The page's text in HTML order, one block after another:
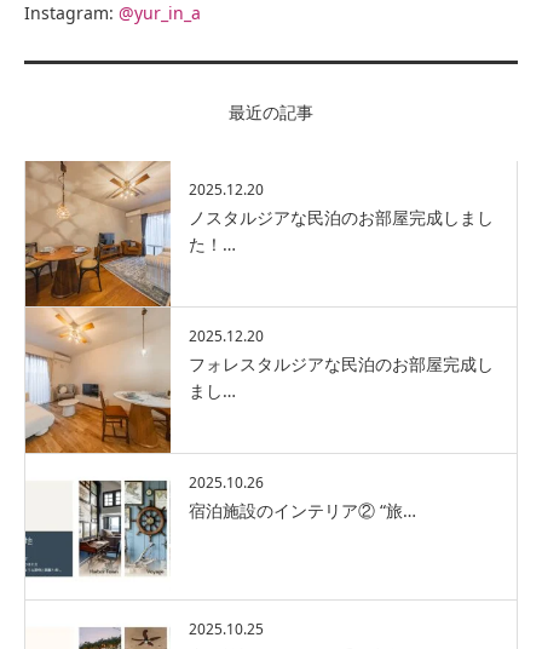
Instagram: @yur_in_a
最近の記事
2025.12.20
ノスタルジアな民泊のお部屋完成しまし
た！…
2025.12.20
フォレスタルジアな民泊のお部屋完成し
まし…
2025.10.26
宿泊施設のインテリア② “旅…
2025.10.25